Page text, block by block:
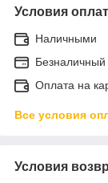
Условия
Наличными
Безналичный
Оплата на
Все условия
Условия